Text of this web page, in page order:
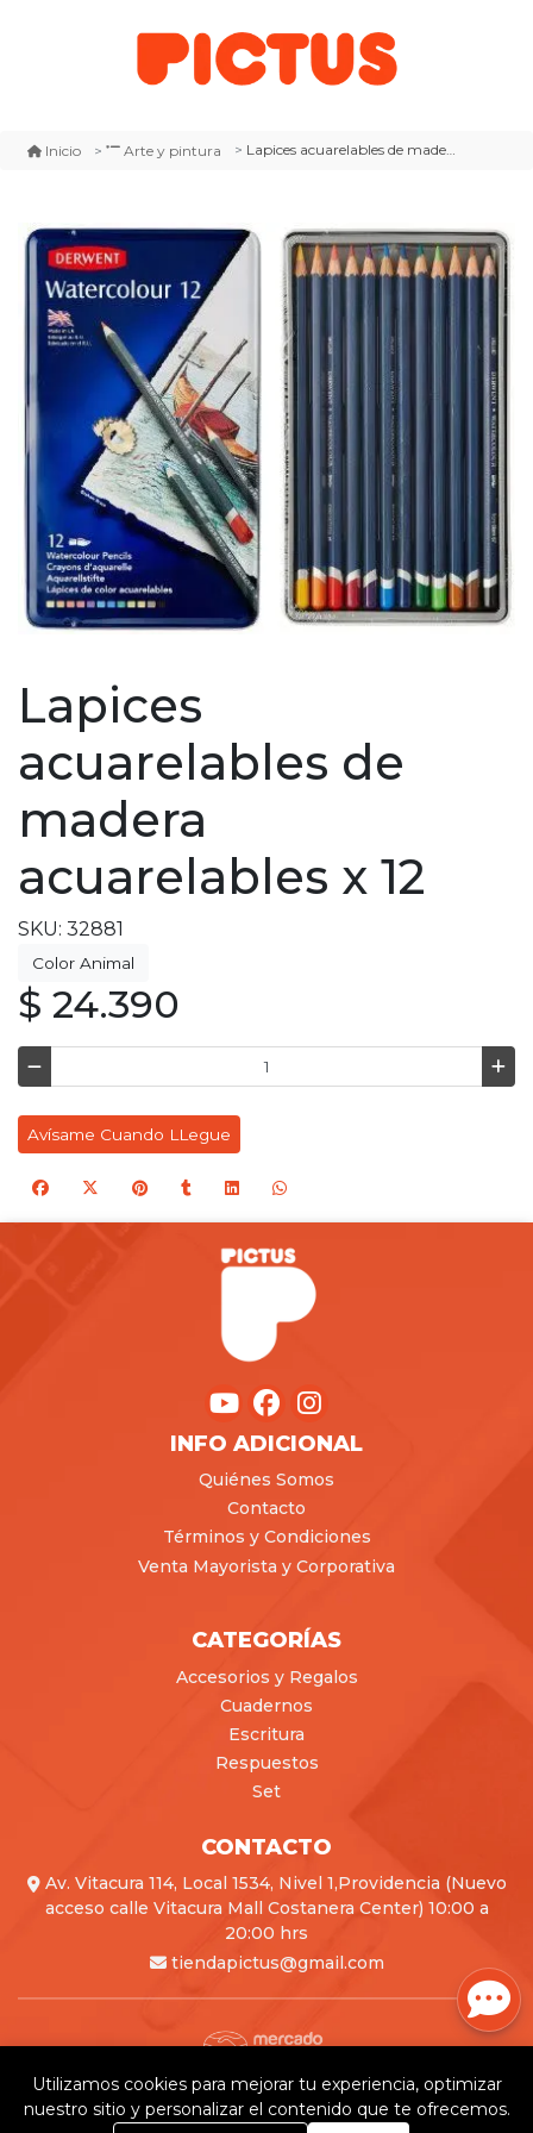
Inicio Arte y pintura Lapices acuarelables de madera acuarelables x 12
Lapices
acuarelables de
madera
acuarelables x 12
SKU: 32881
Color Animal
$ 24.390
Avísame Cuando LLegue
INFO ADICIONAL
Quiénes Somos
Contacto
Términos y Condiciones
Venta Mayorista y Corporativa
CATEGORÍAS
Accesorios y Regalos
Cuadernos
Escritura
Respuestos
Set
CONTACTO
Av. Vitacura 114, Local 1534, Nivel 1,Providencia (Nuevo
acceso calle Vitacura Mall Costanera Center) 10:00 a
20:00 hrs
tiendapictus@gmail.com
Pictus © 2026
Creado porBsale
Utilizamos cookies para mejorar tu experiencia, optimizar
nuestro sitio y personalizar el contenido que te ofrecemos.